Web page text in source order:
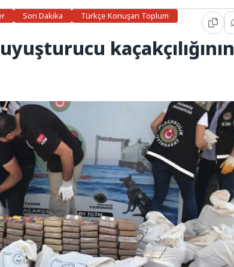
Son Dakika
Türkçe Konuşan Toplum
kaçakçılığının